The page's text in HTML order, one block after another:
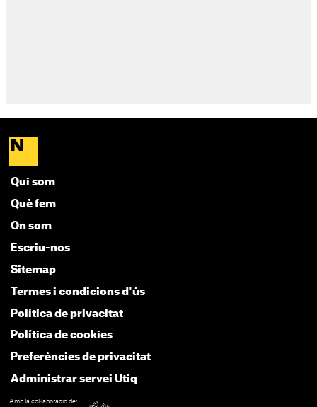
Qui som
Què fem
On som
Escriu-nos
Sitemap
Termes i condicions d'ús
Política de privacitat
Política de cookies
Preferències de privacitat
Administrar servei Utiq
Amb la col·laboració de: